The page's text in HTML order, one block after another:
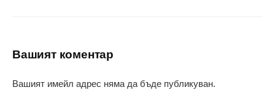
Вашият коментар
Вашият имейл адрес няма да бъде публикуван.